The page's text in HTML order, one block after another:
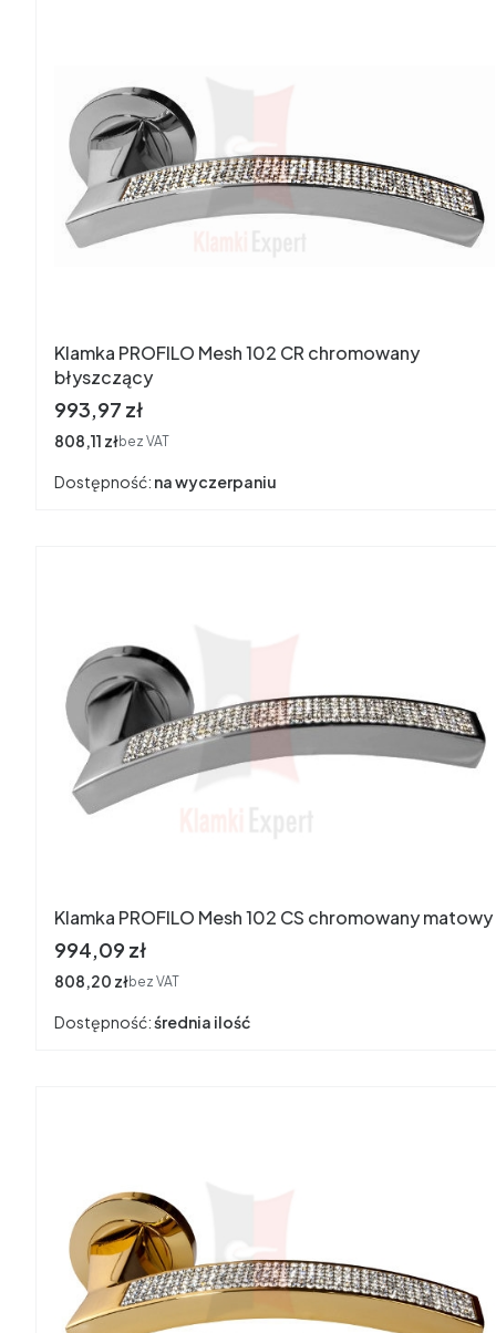
Klamka PROFILO Mesh 102 CR chromowany
błyszczący
Cena
993,97 zł
Cena
808,11 złbez VAT
Dostępność: na wyczerpaniu
Klamka PROFILO Mesh 102 CS chromowany matowy
Cena
994,09 zł
Cena
808,20 złbez VAT
Dostępność:średnia ilość